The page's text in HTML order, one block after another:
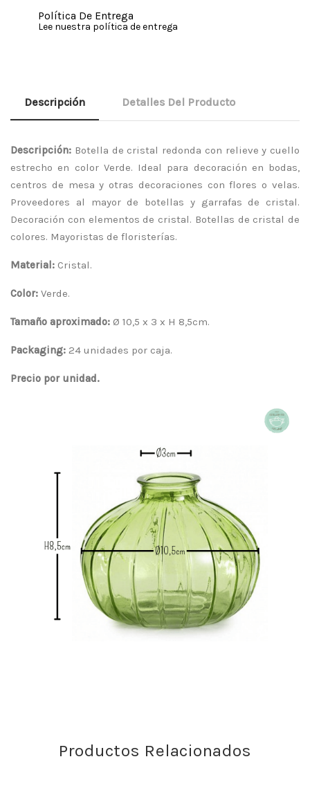
Política De Entrega
Lee nuestra política de entrega
Descripción Detalles Del Producto
Descripción: Botella de cristal redonda con relieve y cuello
estrecho en color Verde. Ideal para decoración en bodas,
centros de mesa y otras decoraciones con flores o velas.
Proveedores al mayor de botellas y garrafas de cristal.
Decoración con elementos de cristal. Botellas de cristal de
colores. Mayoristas de floristerías.
Material: Cristal.
Color: Verde.
Tamaño aproximado: Ø 10,5 x 3 x H 8,5cm.
Packaging: 24 unidades por caja.
Precio por unidad.
Productos Relacionados